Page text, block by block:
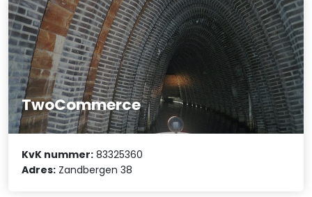
TwoCommerce
KvK nummer: 83325360
Adres: Zandbergen 38